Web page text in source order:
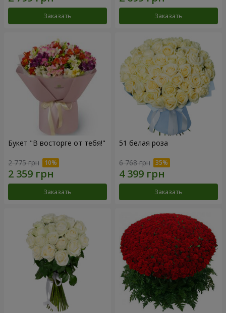
Заказать Заказать
Букет "В восторге от тебя!"
2 775 грн
Заказать
51 белая роза
6 768 грн
Заказать